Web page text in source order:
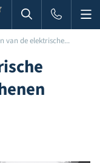
Zoeken in
van de elektrische...